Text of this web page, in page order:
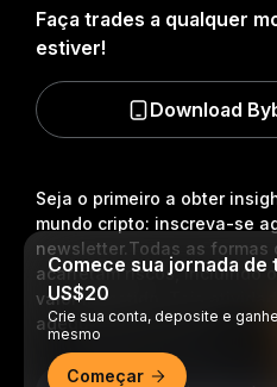
Seja o primeiro a obter
mundo cripto: inscreva-se
newsletter.Todas as formas
acarretam riscos, incluindo
valor investido. Tais
adequadas para todos.
Faça trades a qualquer
estiver!
Download
Comece sua jornada de
US$20
Crie sua conta, deposite e
mesmo
Começar